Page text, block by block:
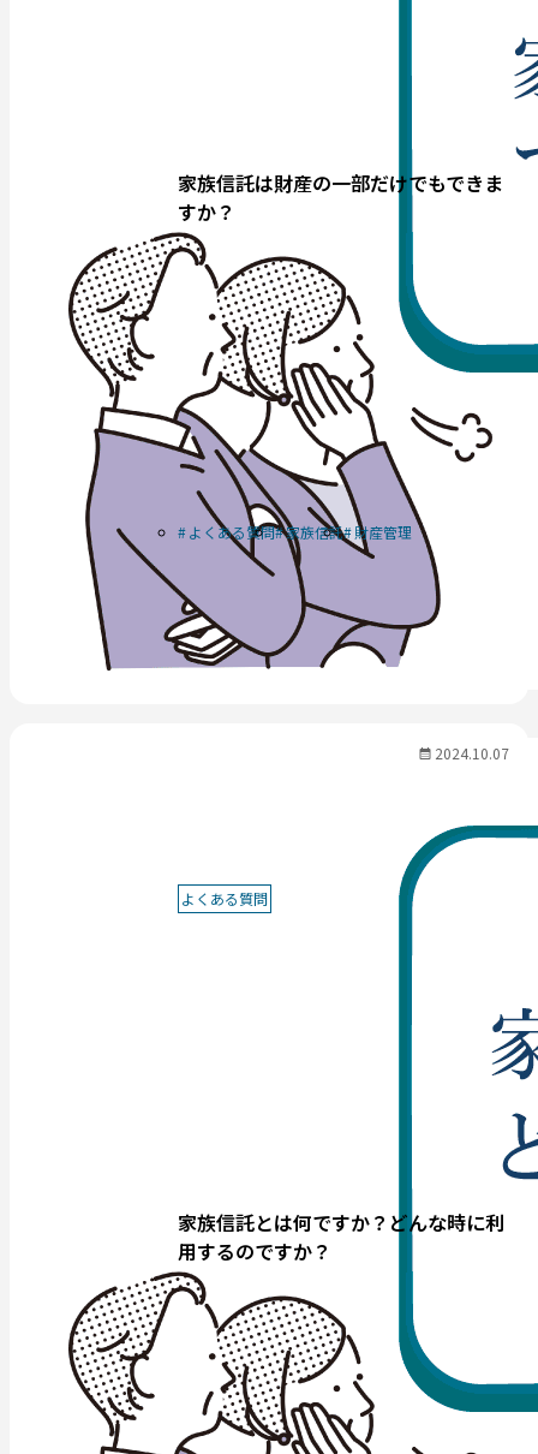
家族信託は財産の一部だけでもできま
すか？
よくある質問 家族信託 財産管理
よくある質問
家族信託とは何ですか？どんな時に利
用するのですか？
2024.10.07